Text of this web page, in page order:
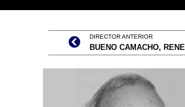
DIRECTOR ANTERIOR
BUENO CAMACHO, RENE